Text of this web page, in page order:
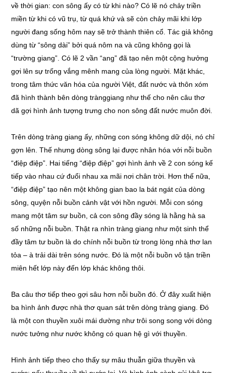
về thời gian: con sông ấy có từ khi nào? Có lẽ nó chảy triền
miền từ khi có vũ trụ, từ quá khứ và sẽ còn chảy mãi khi lớp
người đang sống hôm nay sẽ trở thành thiên cổ. Tác giả không
dùng từ “sông dài” bởi quá nôm na và cũng không gọi là
“trường giang”. Có lẽ 2 vần “ang” đã tạo nên một cộng hưởng
gợi lên sự trống vắng mênh mang của lòng người. Mặt khác,
trong tâm thức văn hóa của người Việt, đất nước và thôn xóm
đã hình thành bên dòng trànggiang như thế cho nên câu thơ
dã gợi hình ảnh tượng trưng cho non sông đất nước muôn đời.
Trên dòng tràng giang ấy, những con sóng không dữ dội, nó chỉ
gợn lên. Thế nhưng dòng sông lại được nhân hóa với nỗi buồn
“điệp điệp”. Hai tiếng “điệp điệp” gợi hình ảnh về 2 con sóng kế
tiếp vào nhau cứ đuổi nhau xa mãi nơi chân trời. Hơn thế nữa,
“điệp điệp” tạo nên một không gian bao la bát ngát của dòng
sông, quyện nỗi buồn cảnh vật với hồn người. Mỗi con sóng
mang một tâm sự buồn, cả con sông đầy sóng là hằng hà sa
số những nỗi buồn. Thật ra nhìn tràng giang như một sinh thể
đầy tâm tư buồn là do chính nỗi buồn từ trong lòng nhà thơ lan
tỏa – à trải dài trên sóng nước. Đó là một nỗi buồn vô tận triền
miên hết lớp này đến lớp khác không thôi.
Ba câu thơ tiếp theo gợi sâu hơn nỗi buồn đó. Ở đây xuất hiện
ba hình ảnh được nhà thơ quan sát trên dòng tràng giang. Đó
là một con thuyền xuôi mái dường như trôi song song với dòng
nước tưởng như nước không có quan hệ gì với thuyền.
Hình ảnh tiếp theo cho thấy sự mâu thuẫn giữa thuyền và